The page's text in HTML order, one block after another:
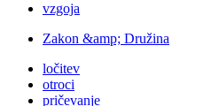
vzgoja
Zakon &amp; Družina
ločitev
otroci
pričevanje